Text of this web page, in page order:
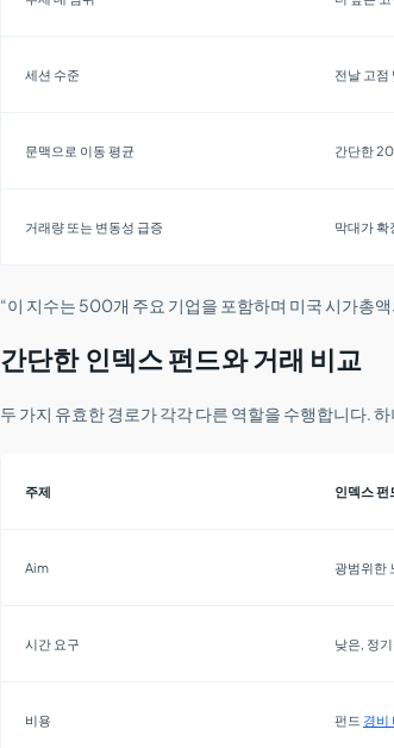
세션 수준 전날 고점
문맥으로 이동 평균 간단한
거래량 또는 변동성 급증 막대가 확
“이 지수는 500개 주요 기업을 포함하며 미국 시가총
간단한 인덱스 펀드와 거래 비교
두 가지 유효한 경로가 각각 다른 역할을 수행합니다.
주제 인덱스 펀
Aim 광범위한
시간 요구 낮은, 정
비용 펀드 경비